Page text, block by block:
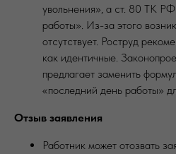
увольнения», а ст. 80 ТК
работы». Из-за этого
отсутствует. Роструд
как идентичные.
предлагает заменить
«последний день работы»
Отзыв заявления
Работник может отозвать